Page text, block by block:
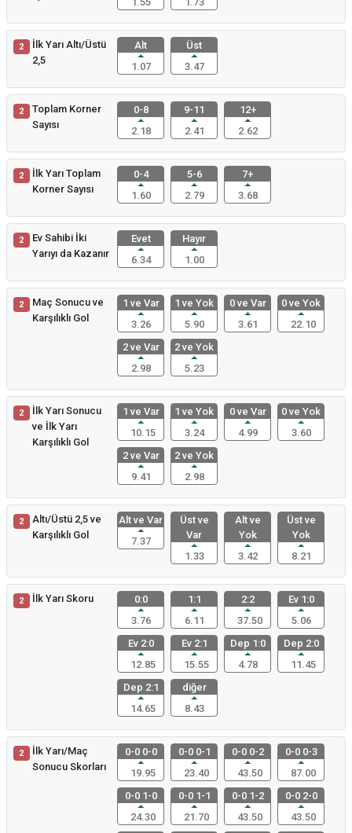
2
İlk Yarı Altı/Üstü
2,5
Alt
1.07
Üst
3.47
2
Toplam Korner
Sayısı
0-8
2.18
9-11
2.41
12+
2.62
2
İlk Yarı Toplam
Korner Sayısı
0-4
1.60
5-6
2.79
7+
3.68
2
Ev Sahibi İki
Yarıyı da Kazanır
Evet
6.34
Hayır
1.00
2
Maç Sonucu ve
Karşılıklı Gol
1 ve Var
3.26
1 ve Yok
5.90
0 ve Var
3.61
0 ve Yok
22.10
2 ve Var
2.98
2 ve Yok
5.23
2
İlk Yarı Sonucu
ve İlk Yarı
Karşılıklı Gol
1 ve Var
10.15
1 ve Yok
3.24
0 ve Var
4.99
0 ve Yok
3.60
2 ve Var
9.41
2 ve Yok
2.98
2
Altı/Üstü 2,5 ve
Karşılıklı Gol
Alt ve Var
7.37
Üst ve
Var
1.33
Alt ve
Yok
3.42
Üst ve
Yok
8.21
2 İlk Yarı Skoru
0:0
3.76
1:1
6.11
2:2
37.50
Ev 1:0
5.06
Ev 2:0
12.85
Ev 2:1
15.55
Dep 1:0
4.78
Dep 2:0
11.45
Dep 2:1
14.65
diğer
8.43
2
İlk Yarı/Maç
Sonucu Skorları
0-0 0-0
19.95
0-0 0-1
23.40
0-0 0-2
43.50
0-0 0-3
87.00
0-0 1-0
24.30
0-0 1-1
21.70
0-0 1-2
43.50
0-0 2-0
43.50